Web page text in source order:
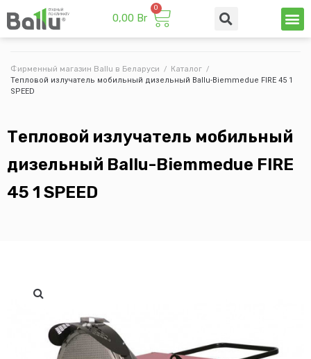
0,00 Br
Фирменный магазин Ballu в Беларуси / Каталог /
Тепловой излучатель мобильный дизельный Ballu-Biemmedue FIRE 45 1
SPEED
Тепловой излучатель мобильный
дизельный Ballu-Biemmedue FIRE
45 1 SPEED